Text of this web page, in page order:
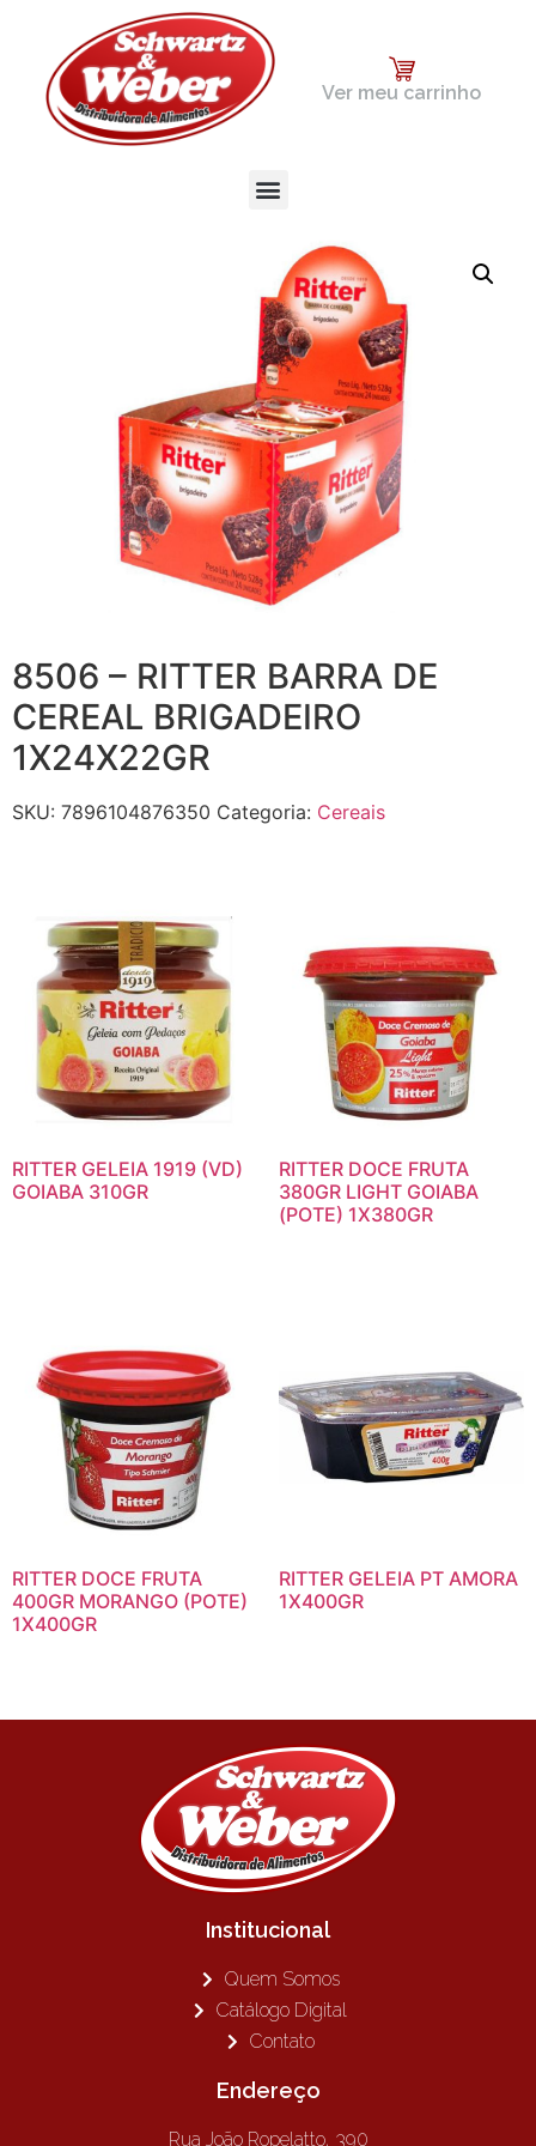
Ver meu carrinho
8506 – RITTER BARRA DE
CEREAL BRIGADEIRO
1X24X22GR
SKU: 7896104876350 Categoria: Cereais
RITTER GELEIA 1919 (VD)
GOIABA 310GR
RITTER DOCE FRUTA
380GR LIGHT GOIABA
(POTE) 1X380GR
RITTER DOCE FRUTA
400GR MORANGO (POTE)
1X400GR
RITTER GELEIA PT AMORA
1X400GR
Institucional
Quem Somos
Catálogo Digital
Contato
Endereço
Rua João Ropelatto, 390